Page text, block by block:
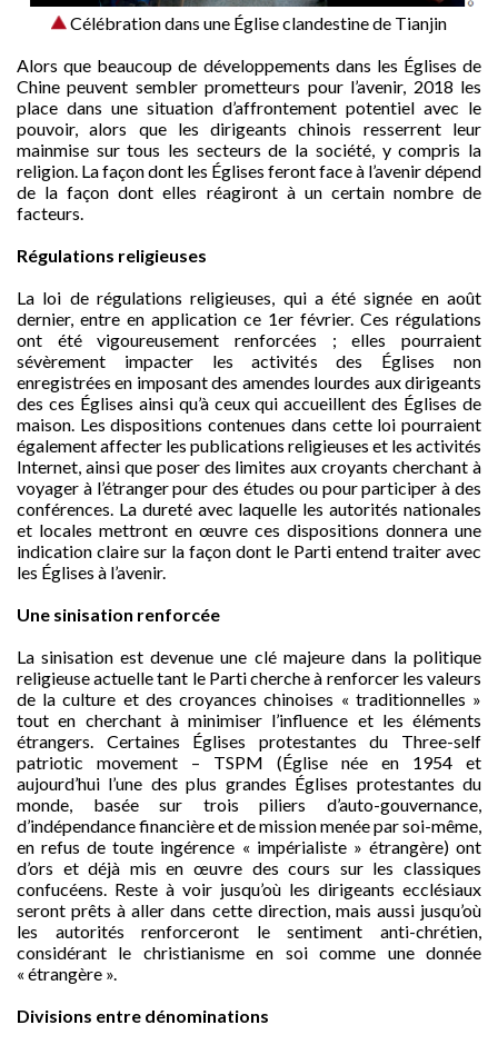
Célébration dans une Église clandestine de Tianjin
Alors que beaucoup de développements dans les Églises de
Chine peuvent sembler prometteurs pour l’avenir, 2018 les
place dans une situation d’affrontement potentiel avec le
pouvoir, alors que les dirigeants chinois resserrent leur
mainmise sur tous les secteurs de la société, y compris la
religion. La façon dont les Églises feront face à l’avenir dépend
de la façon dont elles réagiront à un certain nombre de
facteurs.
Régulations religieuses
La loi de régulations religieuses, qui a été signée en août
dernier, entre en application ce 1er février. Ces régulations
ont été vigoureusement renforcées ; elles pourraient
sévèrement impacter les activités des Églises non
enregistrées en imposant des amendes lourdes aux dirigeants
des ces Églises ainsi qu’à ceux qui accueillent des Églises de
maison. Les dispositions contenues dans cette loi pourraient
également affecter les publications religieuses et les activités
Internet, ainsi que poser des limites aux croyants cherchant à
voyager à l’étranger pour des études ou pour participer à des
conférences. La dureté avec laquelle les autorités nationales
et locales mettront en œuvre ces dispositions donnera une
indication claire sur la façon dont le Parti entend traiter avec
les Églises à l’avenir.
Une sinisation renforcée
La sinisation est devenue une clé majeure dans la politique
religieuse actuelle tant le Parti cherche à renforcer les valeurs
de la culture et des croyances chinoises « traditionnelles »
tout en cherchant à minimiser l’influence et les éléments
étrangers. Certaines Églises protestantes du Three-self
patriotic movement – TSPM (Église née en 1954 et
aujourd’hui l’une des plus grandes Églises protestantes du
monde, basée sur trois piliers d’auto-gouvernance,
d’indépendance financière et de mission menée par soi-même,
en refus de toute ingérence « impérialiste » étrangère) ont
d’ors et déjà mis en œuvre des cours sur les classiques
confucéens. Reste à voir jusqu’où les dirigeants ecclésiaux
seront prêts à aller dans cette direction, mais aussi jusqu’où
les autorités renforceront le sentiment anti-chrétien,
considérant le christianisme en soi comme une donnée
« étrangère ».
Divisions entre dénominations